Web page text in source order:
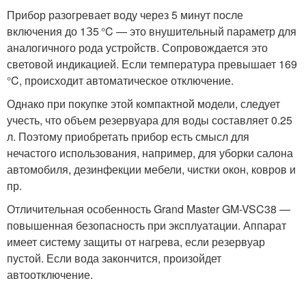
Прибор разогревает воду через 5 минут после
включения до 1З5 °C — это внушительный параметр для
аналогичного рода устройств. Сопровождается это
световой индикацией. Если температура превышает 169
°C, происходит автоматическое отключение.
Однако при покупке этой компактной модели, следует
учесть, что объем резервуара для воды составляет 0.25
л. Поэтому приобретать прибор есть смысл для
нечастого использования, например, для уборки салона
автомобиля, дезинфекции мебели, чистки окон, ковров и
пр.
Отличительная особенность Grand Master GM-VSC38 —
повышенная безопасность при эксплуатации. Аппарат
имеет систему защиты от нагрева, если резервуар
пустой. Если вода закончится, произойдет
автоотключение.